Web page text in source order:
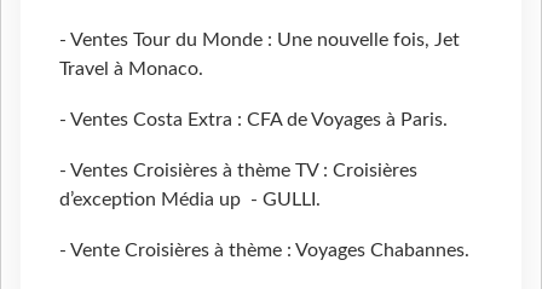
- Ventes Tour du Monde : Une nouvelle fois, Jet
Travel à Monaco.
- Ventes Costa Extra : CFA de Voyages à Paris.
- Ventes Croisières à thème TV : Croisières
d’exception Média up - GULLI.
- Vente Croisières à thème : Voyages Chabannes.